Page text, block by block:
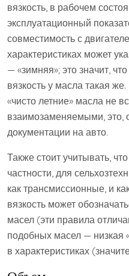
вязкость, в рабочем
эксплуатационный
совместимость с
характеристиках может
— «зимняя»; это значит,
вязкость у масла такая
«чисто летние» масла не
взаимозаменяемыми, это,
документации на авто.
Также стоит учитывать,
частности, для
как трансмиссионные, и
вязкость может
масел (эти правила
подобных масел — низкая
в характеристиках